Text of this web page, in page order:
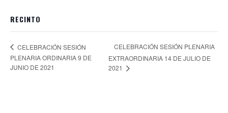
RECINTO
CELEBRACIÓN SESIÓN
PLENARIA ORDINARIA 9 DE
JUNIO DE 2021
CELEBRACIÓN SESIÓN PLENARIA
EXTRAORDINARIA 14 DE JULIO DE
2021